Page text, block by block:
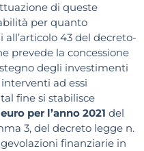
di queste
per quanto
43 del decreto-
prevede la concessione
degli investimenti
ad essi
fine si stabilisce
per l’anno 2021 del
3, del decreto legge n.
finanziarie in